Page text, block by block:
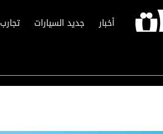
أخبار جديد السيارات تجارب